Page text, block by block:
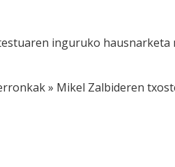
inguruko hausnarketa
» Mikel Zalbideren